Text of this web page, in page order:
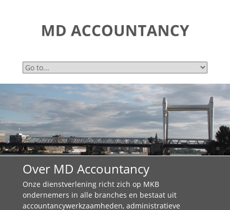
Over MD Accountancy
Onze dienstverlening richt zich op MKB
ondernemers in alle branches en bestaat uit
accountancywerkzaamheden, administratieve